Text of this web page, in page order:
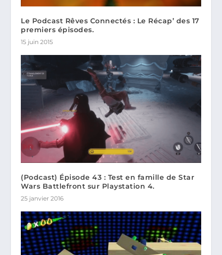
Le Podcast Rêves Connectés : Le Récap’ des 17
premiers épisodes.
15 juin 2015
(Podcast) Épisode 43 : Test en famille de Star
Wars Battlefront sur Playstation 4.
25 janvier 2016